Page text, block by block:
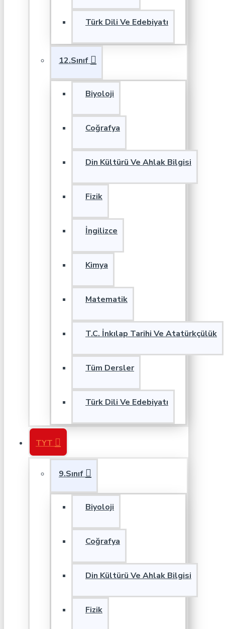
Türk Dili Ve Edebiyatı
12.Sınıf
Biyoloji
Coğrafya
Din Kültürü Ve Ahlak Bilgisi
Fizik
İngilizce
Kimya
Matematik
T.C. İnkılap Tarihi Ve Atatürkçülük
Tüm Dersler
Türk Dili Ve Edebiyatı
TYT
9.Sınıf
Biyoloji
Coğrafya
Din Kültürü Ve Ahlak Bilgisi
Fizik